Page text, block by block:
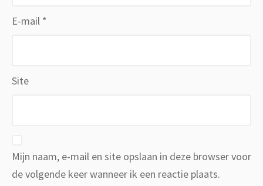
E-mail *
Site
Mijn naam, e-mail en site opslaan in deze browser voor
de volgende keer wanneer ik een reactie plaats.